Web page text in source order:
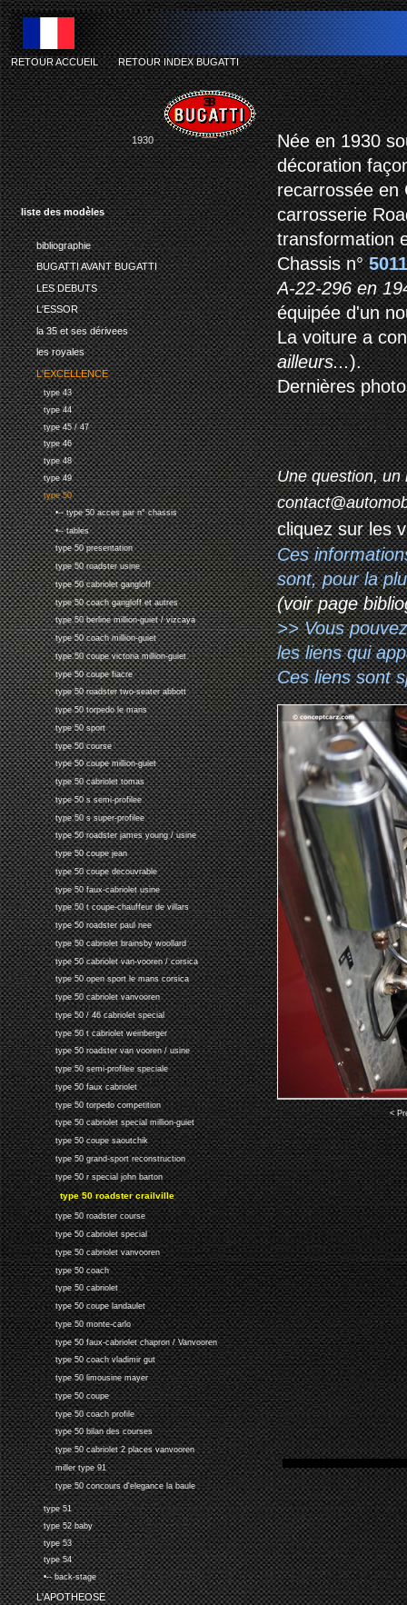
liste des modèles
bibliographie
BUGATTI AVANT BUGATTI
LES DEBUTS
L'ESSOR
la 35 et ses dérivees
les royales
L'EXCELLENCE
type 43
type 44
type 45 / 47
type 46
type 48
type 49
type 50
•-- type 50 acces par n° chassis
•-- tables
type 50 presentation
type 50 roadster usine
type 50 cabriolet gangloff
type 50 coach gangloff et autres
type 50 berline million-guiet / vizcaya
type 50 coach million-guiet
type 50 coupe victoria million-guiet
type 50 coupe fiacre
type 50 roadster two-seater abbott
type 50 torpedo le mans
type 50 sport
type 50 course
type 50 coupe million-guiet
type 50 cabriolet tomas
type 50 s semi-profilee
type 50 s super-profilee
type 50 roadster james young / usine
type 50 coupe jean
type 50 coupe decouvrable
type 50 faux-cabriolet usine
type 50 t coupe-chauffeur de villars
type 50 roadster paul nee
type 50 cabriolet brainsby woollard
type 50 cabriolet van-vooren / corsica
type 50 open sport le mans corsica
type 50 cabriolet vanvooren
type 50 / 46 cabriolet special
type 50 t cabriolet weinberger
type 50 roadster van vooren / usine
type 50 semi-profilee speciale
type 50 faux cabriolet
type 50 torpedo competition
type 50 cabriolet special million-guiet
type 50 coupe saoutchik
type 50 grand-sport reconstruction
type 50 r special john barton
type 50 roadster crailville
type 50 roadster course
type 50 cabriolet special
type 50 cabriolet vanvooren
type 50 coach
type 50 cabriolet
type 50 coupe landaulet
type 50 monte-carlo
type 50 faux-cabriolet chapron / Vanvooren
type 50 coach vladimir gut
type 50 limousine mayer
type 50 coupe
type 50 coach profile
type 50 bilan des courses
type 50 cabriolet 2 places vanvooren
miller type 91
type 50 concours d'elegance la baule
type 51
type 52 baby
type 53
type 54
•-- back-stage
L'APOTHEOSE
RETOUR ACCUEIL-RETOUR INDEX BUGATTI
1930
Née en 1930
décoration
recarrossée en
carrosserie
transformation
Chassis n°
A-22-296 en
équipée d'un
La voiture a
ailleurs...).
Dernières
Une question, un
cliquez sur les
Ces
sont, pour la
(voir page
>> Vous
les liens qui
Ces liens sont
<